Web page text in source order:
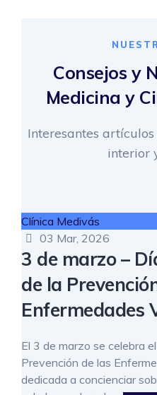
Consejos y
Medicina y
Interesantes
interior
Clínica Medivás
03 Mar, 2026
3 de marzo –
de la
Enfermedades
El 3 de marzo se celebra
Prevención de las
dedicada a concienciar